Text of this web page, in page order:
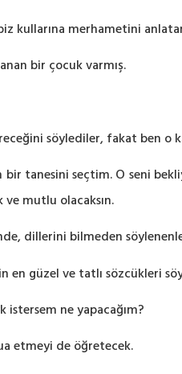
kullarına merhametini
bir çocuk varmış.
söylediler, fakat ben o
tanesini seçtim. O seni
ve mutlu olacaksın.
dillerini bilmeden
en güzel ve tatlı sözcükleri
istersem ne yapacağım?
etmeyi de öğretecek.